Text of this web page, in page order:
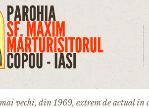
principal
vechi, din 1969, extrem de actual